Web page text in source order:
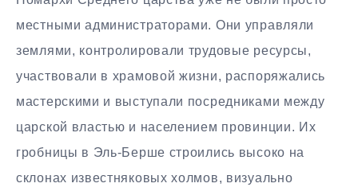
местными администраторами. Они управляли
землями, контролировали трудовые ресурсы,
участвовали в храмовой жизни, распоряжались
мастерскими и выступали посредниками между
царской властью и населением провинции. Их
гробницы в Эль-Берше строились высоко на
склонах известняковых холмов, визуально